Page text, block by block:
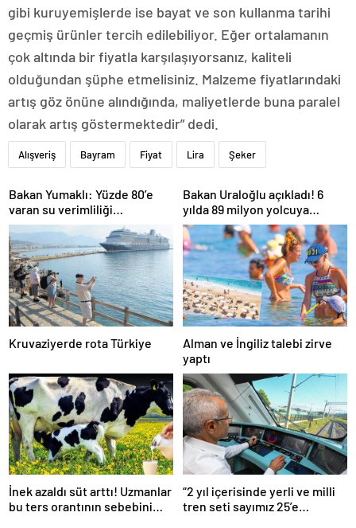
gibi kuruyemişlerde ise bayat ve son kullanma tarihi
geçmiş ürünler tercih edilebiliyor. Eğer ortalamanın
çok altında bir fiyatla karşılaşıyorsanız, kaliteli
olduğundan şüphe etmelisiniz. Malzeme fiyatlarındaki
artış göz önüne alındığında, maliyetlerde buna paralel
olarak artış göstermektedir” dedi.
Alışveriş Bayram Fiyat Lira Şeker
Bakan Yumaklı: Yüzde 80’e
varan su verimliliği
sağlayabiliriz
Bakan Uraloğlu açıkladı! 6
yılda 89 milyon yolcuya
hizmet verdi
Kruvaziyerde rota Türkiye
Alman ve İngiliz talebi zirve
yaptı
İnek azaldı süt arttı! Uzmanlar
bu ters orantının sebebini
“2 yıl içerisinde yerli ve milli
tren seti sayımız 25’e